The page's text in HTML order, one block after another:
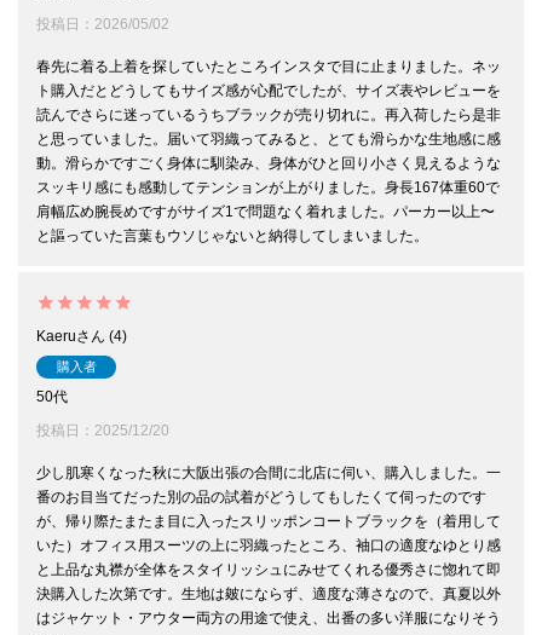
投稿日
2026/05/02
春先に着る上着を探していたところインスタで目に止まりました。ネッ
ト購入だとどうしてもサイズ感が心配でしたが、サイズ表やレビューを
読んでさらに迷っているうちブラックが売り切れに。再入荷したら是非
と思っていました。届いて羽織ってみると、とても滑らかな生地感に感
動。滑らかですごく身体に馴染み、身体がひと回り小さく見えるような
スッキリ感にも感動してテンションが上がりました。身長167体重60で
肩幅広め腕長めですがサイズ1で問題なく着れました。パーカー以上〜
と謳っていた言葉もウソじゃないと納得してしまいました。
Kaeru 4
購入者
50代
投稿日
2025/12/20
少し肌寒くなった秋に大阪出張の合間に北店に伺い、購入しました。一
番のお目当てだった別の品の試着がどうしてもしたくて伺ったのです
が、帰り際たまたま目に入ったスリッポンコートブラックを（着用して
いた）オフィス用スーツの上に羽織ったところ、袖口の適度なゆとり感
と上品な丸襟が全体をスタイリッシュにみせてくれる優秀さに惚れて即
決購入した次第です。生地は皴にならず、適度な薄さなので、真夏以外
はジャケット・アウター両方の用途で使え、出番の多い洋服になりそう